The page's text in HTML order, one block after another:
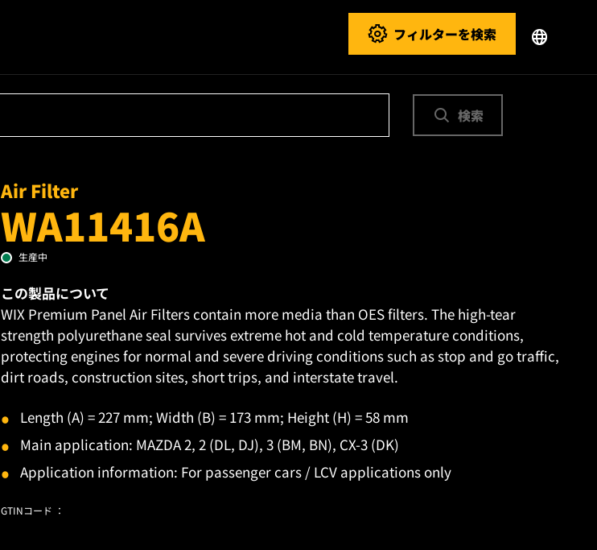
フィルターを検索
検索
Air Filter
WA11416A
生産中
この製品について
WIX Premium Panel Air Filters contain more media than OES filters. The high-tear
strength polyurethane seal survives extreme hot and cold temperature conditions,
protecting engines for normal and severe driving conditions such as stop and go traffic,
dirt roads, construction sites, short trips, and interstate travel.
Length (A) = 227 mm; Width (B) = 173 mm; Height (H) = 58 mm
Main application: MAZDA 2, 2 (DL, DJ), 3 (BM, BN), CX-3 (DK)
Application information: For passenger cars / LCV applications only
GTINコード ：